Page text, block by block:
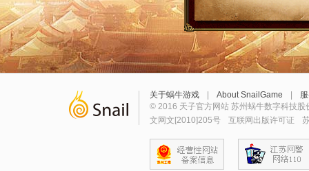
关于蜗牛游戏 About SnailGame
© 2016 天子官方网站 苏州蜗牛数字科技
文网文[2010]205号
互联网出版许可证